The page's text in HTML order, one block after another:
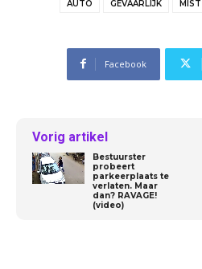
AUTO GEVAARLIJK MIST
Facebook
Vorig artikel
Bestuurster
probeert
parkeerplaats te
verlaten. Maar
dan? RAVAGE!
(video)